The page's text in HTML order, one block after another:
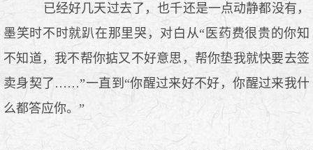
已经好几天过去了，也千还是一点动静都没有，
墨笑时不时就趴在那里哭，对白从“医药费很贵的你知
不知道，我不帮你掂又不好意思，帮你垫我就快要去签
卖身契了……”一直到“你醒过来好不好，你醒过来我什
么都答应你。”